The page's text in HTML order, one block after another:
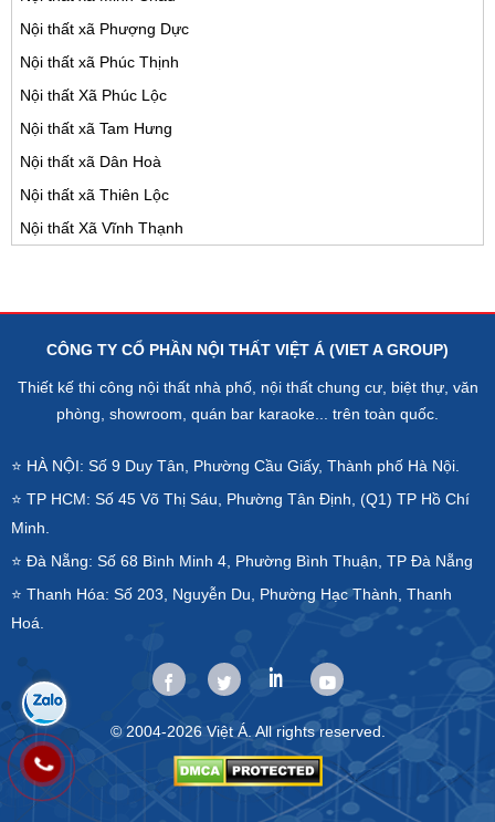
Nội thất xã Phượng Dực
Nội thất xã Phúc Thịnh
Nội thất Xã Phúc Lộc
Nội thất xã Tam Hưng
Nội thất xã Dân Hoà
Nội thất xã Thiên Lộc
Nội thất Xã Vĩnh Thạnh
CÔNG TY CỔ PHẦN NỘI THẤT VIỆT Á (VIET A GROUP)
Thiết kế thi công nội thất nhà phố, nội thất chung cư, biệt thự, văn
phòng, showroom, quán bar karaoke... trên toàn quốc.
⭐ HÀ NỘI: Số 9 Duy Tân, Phường Cầu Giấy, Thành phố Hà Nội.
⭐ TP HCM: Số 45 Võ Thị Sáu, Phường Tân Định, (Q1) TP Hồ Chí
Minh.
⭐ Đà Nẵng: Số 68 Bình Minh 4, Phường Bình Thuận, TP Đà Nẵng
⭐ Thanh Hóa: Số 203, Nguyễn Du, Phường Hạc Thành, Thanh
Hoá.
© 2004-2026 Việt Á. All rights reserved.